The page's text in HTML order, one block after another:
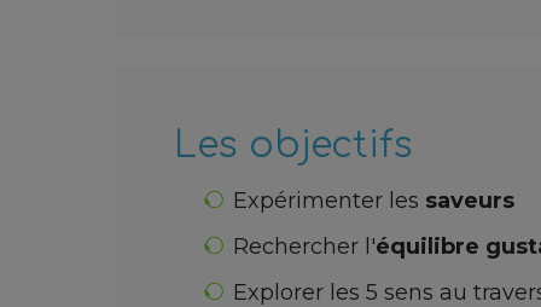
Les objectifs
Expérimenter les saveurs
Rechercher l'équilibre
Explorer les 5 sens au